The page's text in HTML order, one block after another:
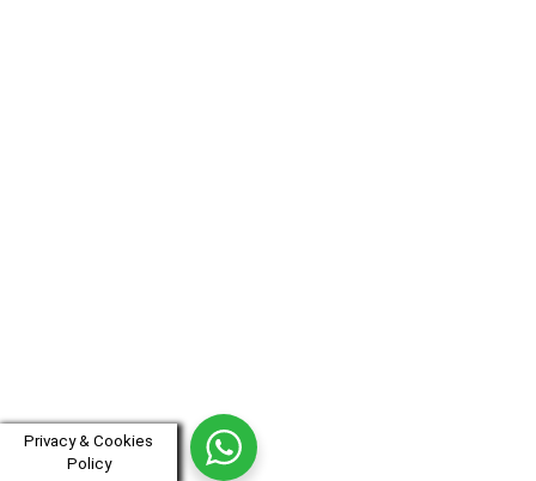
Privacy & Cookies
Policy